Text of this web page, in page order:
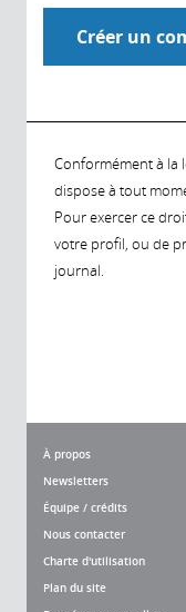
Conformément à la
dispose à tout
Pour exercer ce
votre profil, ou de
journal.
À propos
Newsletters
Équipe / crédits
Nous contacter
Charte d'utilisation
Plan du site